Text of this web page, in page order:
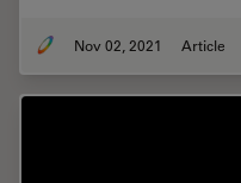
Nov 02, 2021 Article